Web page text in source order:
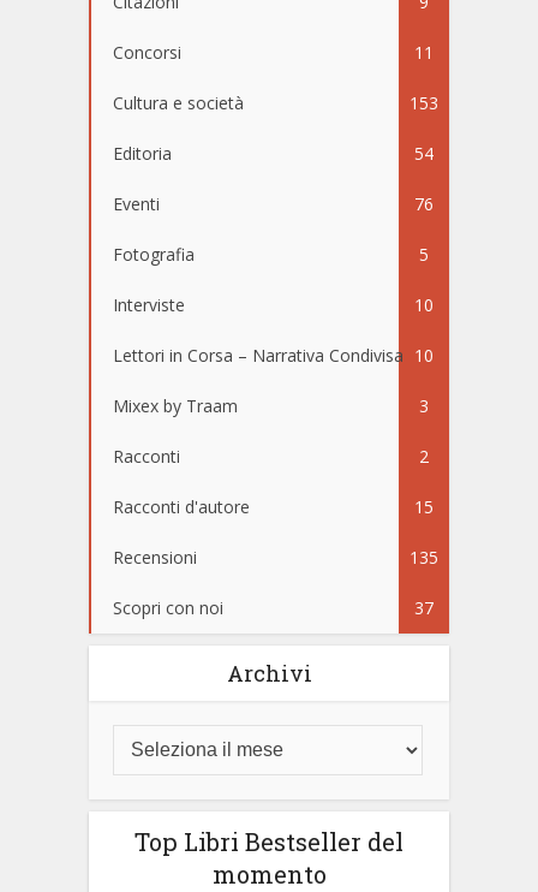
Concorsi 11
Cultura e società 153
Editoria 54
Eventi 76
Fotografia 5
Interviste 10
Lettori in Corsa – Narrativa Condivisa 10
Mixex by Traam 3
Racconti 2
Racconti d'autore 15
Recensioni 135
Scopri con noi 37
Archivi
Top Libri Bestseller del
momento